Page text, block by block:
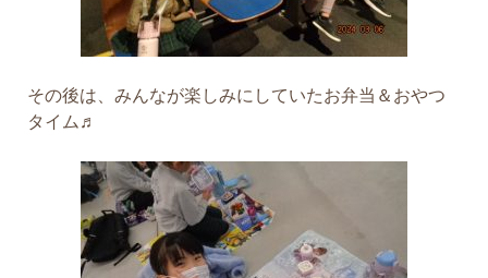
その後は、みんなが楽しみにしていたお弁当＆おやつ
タイム♬